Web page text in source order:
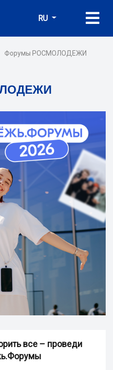
RU
Форумы РОСМОЛОДЕЖИ
все – проведи